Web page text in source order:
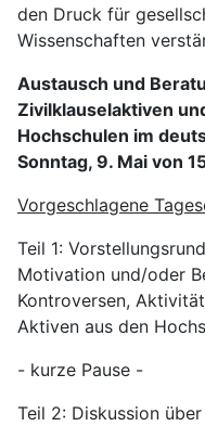
den Druck für
Wissenschaften
Austausch und
Zivilklauselaktiven
Hochschulen im
Sonntag, 9. Mai von
Vorgeschlagene
Teil 1:
Motivation und/oder
Kontroversen,
Aktiven aus den
- kurze Pause -
Teil 2: Diskussion